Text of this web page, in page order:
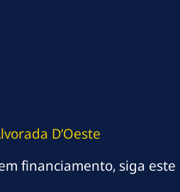
D’Oeste
financiamento, siga